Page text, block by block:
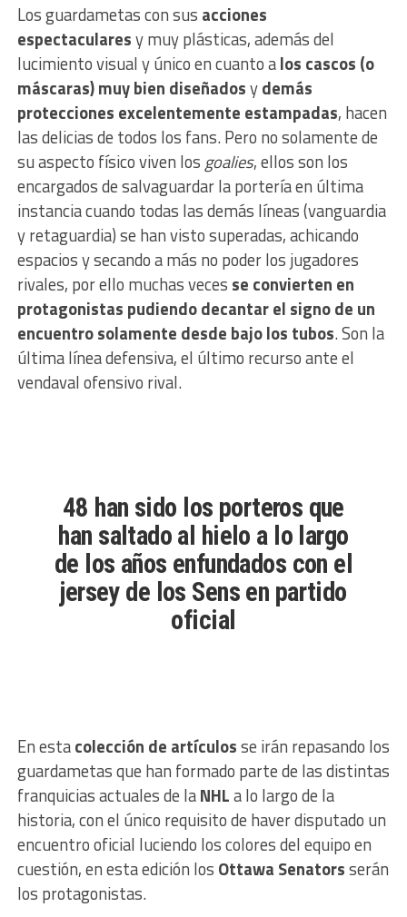
Los guardametas con sus acciones
espectacularesy muy plásticas, además del
lucimiento visual y único en cuanto alos cascos (o
máscaras) muy bien diseñadosydemás
protecciones excelentemente estampadas, hacen
las delicias de todos los fans. Pero no solamente de
su aspecto físico viven los goalies, ellos son los
encargados de salvaguardar la portería en última
instancia cuando todas las demás líneas (vanguardia
y retaguardia) se han visto superadas, achicando
espacios y secando a más no poder los jugadores
rivales, por ello muchas veces se convierten en
protagonistas pudiendo decantar el signo de un
encuentro solamente desde bajo los tubos. Son la
última línea defensiva, el último recurso ante el
vendaval ofensivo rival.
48 han sido los porteros que
han saltado al hielo a lo largo
de los años enfundados con el
jersey de los Sens en partido
oficial
En estacolección de artículosse irán repasando los
guardametas que han formado parte de las distintas
franquicias actuales de laNHLa lo largo de la
historia, con el único requisito de haver disputado un
encuentro oficial luciendo los colores del equipo en
cuestión, en esta edición los Ottawa Senatorsserán
los protagonistas.